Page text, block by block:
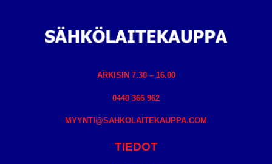
ARKISIN 7.30 – 16.00
0440 366 962
MYYNTI@SAHKOLAITEKAUPPA.COM
TIEDOT